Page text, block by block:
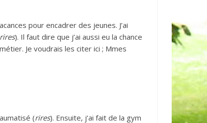
pour encadrer des jeunes. J’ai
rires). Il faut dire que j’ai aussi eu la chance
Je voudrais les citer ici ; Mmes
(rires). Ensuite, j’ai fait de la gym